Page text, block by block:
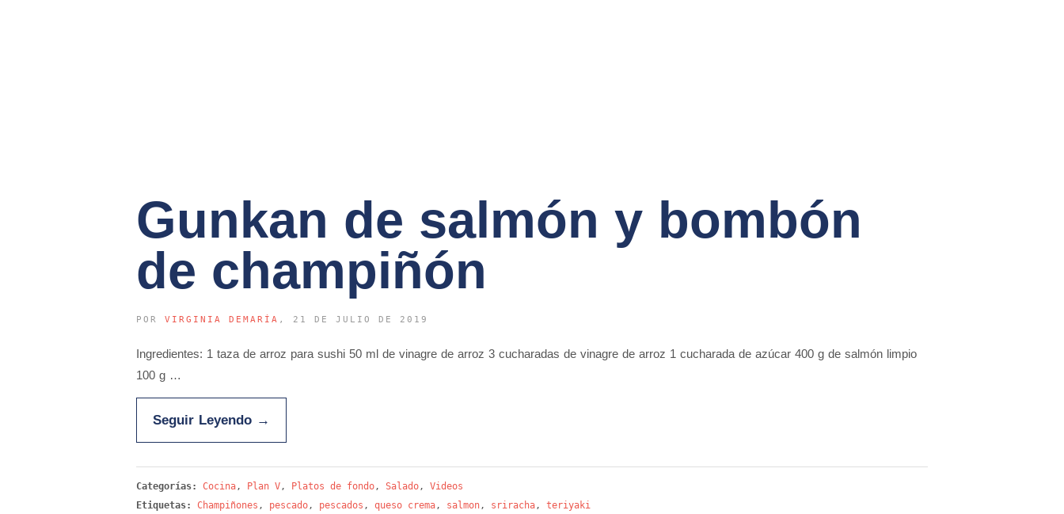
Gunkan de salmón y bombón
de champiñón
POR VIRGINIA DEMARÍA , 21 DE JULIO DE 2019
Ingredientes: 1 taza de arroz para sushi 50 ml de vinagre de arroz 3 cucharadas de vinagre de arroz 1 cucharada de azúcar 400 g de salmón limpio
100 g …
Seguir Leyendo →
Categorías: Cocina , Plan V , Platos de fondo , Salado , Videos
Etiquetas:
Champiñones , pescado , pescados , queso crema , salmon , sriracha , teriyaki